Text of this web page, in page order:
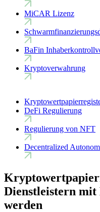
MiCAR Lizenz
BaFin
Kryptoverwahrung
DeFi Regulierung
Regulierung von NFT
Decentralized
Dienstleistern
werden